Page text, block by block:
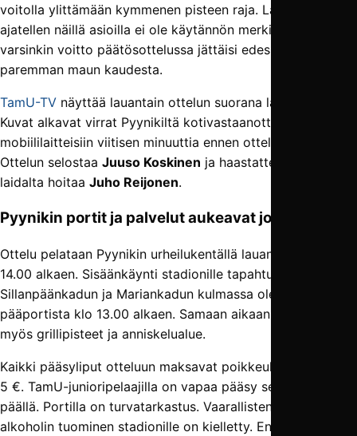
voitolla ylittämään kymmenen pisteen raja. Laajemmin
ajatellen näillä asioilla ei ole käytännön merkitystä, mutta
varsinkin voitto päätösottelussa jättäisi edes vähän
paremman maun kaudesta.
TamU-TV näyttää lauantain ottelun suorana lähetyksenä.
Kuvat alkavat virrat Pyynikiltä kotivastaanottimiin ja
mobiililaitteisiin viitisen minuuttia ennen ottelun alkua.
Ottelun selostaa Juuso Koskinen ja haastattelut kentän
laidalta hoitaa Juho Reijonen.
Pyynikin portit ja palvelut aukeavat jo klo 13
Ottelu pelataan Pyynikin urheilukentällä lauantaina 5.10. klo
14.00 alkaen. Sisäänkäynti stadionille tapahtuu F. E.
Sillanpäänkadun ja Mariankadun kulmassa olevasta
pääportista klo 13.00 alkaen. Samaan aikaan aukeavat
myös grillipisteet ja anniskelualue.
Kaikki pääsyliput otteluun maksavat poikkeuksellisesti vain
5 €. TamU-junioripelaajilla on vapaa pääsy seuran pelipaita
päällä. Portilla on turvatarkastus. Vaarallisten aineiden ja
alkoholin tuominen stadionille on kielletty. Ennakkoliput